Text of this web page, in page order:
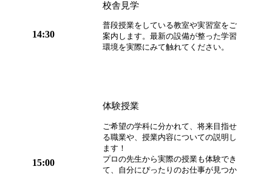
14:30
校舎見学
普段授業をしている教室や実習室をご
案内します。最新の設備が整った学習
環境を実際にみて触れてください。
15:00
体験授業
ご希望の学科に分かれて、将来目指せ
る職業や、授業内容についての説明し
ます！
プロの先生から実際の授業も体験でき
て、自分にぴったりのお仕事が見つか